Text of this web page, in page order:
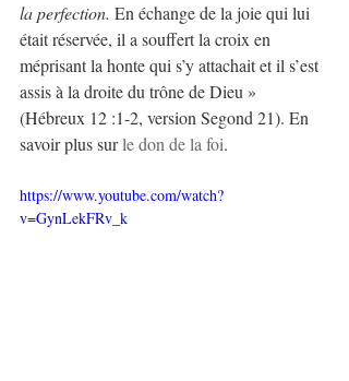
la perfection. En échange de la joie qui lui
était réservée, il a souffert la croix en
méprisant la honte qui s’y attachait et il s’est
assis à la droite du trône de Dieu »
(Hébreux 12 :1-2, version Segond 21). En
savoir plus surle don de la foi.
https://www.youtube.com/watch?
v=GynLekFRv_k